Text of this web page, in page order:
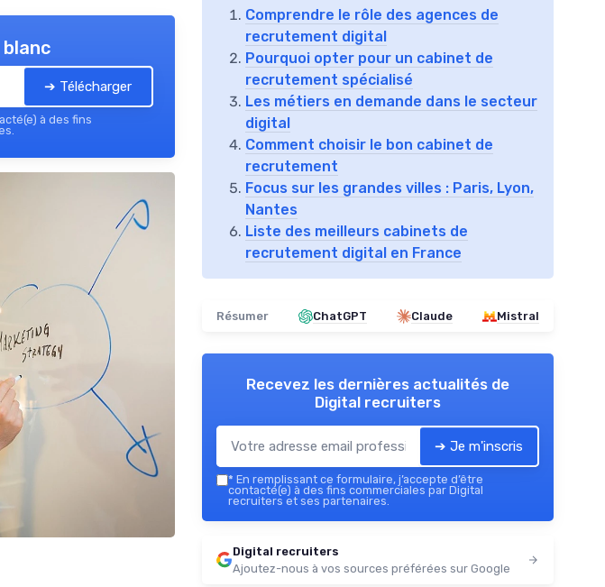
➔ Télécharger
à des fins
Comprendre le rôle des agences de
recrutement digital
Pourquoi opter pour un cabinet de
recrutement spécialisé
Les métiers en demande dans le secteur
digital
Comment choisir le bon cabinet de
recrutement
Focus sur les grandes villes : Paris, Lyon,
Nantes
Liste des meilleurs cabinets de
recrutement digital en France
Résumer ChatGPT Claude Mistral
Recevez les dernières actualités de
Digital recruiters
➔ Je m'inscris
* En remplissant ce formulaire, j’accepte d’être
contacté(e) à des fins commerciales par Digital
recruiters et ses partenaires.
Digital recruiters
Ajoutez-nous à vos sources préférées sur Google